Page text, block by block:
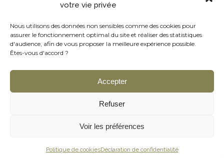
votre vie privée
Nous utilisons des données non sensibles comme des cookies pour
assurer le fonctionnement optimal du site et réaliser des statistiques
d'audience, afin de vous proposer la meilleure expérience possible.
Êtes-vous d'accord ?
Accepter
Refuser
Voir les préférences
Politique de cookiesDéclaration de confidentialité